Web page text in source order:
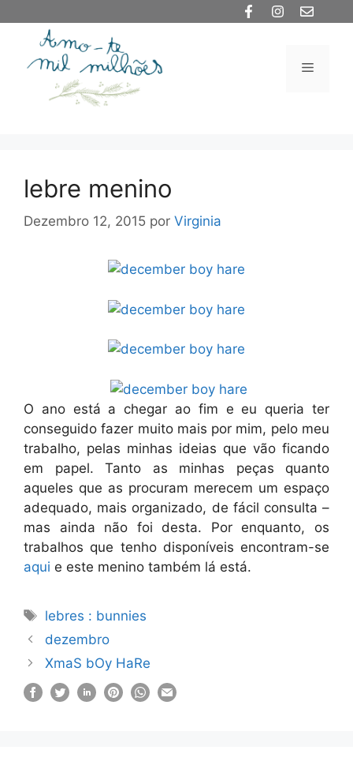
conteúdo
Menu
lebre menino
Dezembro 12, 2015 por Virginia
O ano está a chegar ao fim e eu queria ter
conseguido fazer muito mais por mim, pelo meu
trabalho, pelas minhas ideias que vão ficando
em papel. Tanto as minhas peças quanto
aqueles que as procuram merecem um espaço
adequado, mais organizado, de fácil consulta –
mas ainda não foi desta. Por enquanto, os
trabalhos que tenho disponíveis encontram-se
aqui e este menino também lá está.
Etiquetas
lebres : bunnies
dezembro
XmaS bOy HaRe